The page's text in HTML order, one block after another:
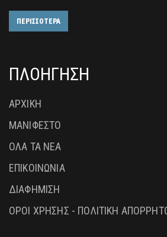
ΠΕΡΙΣΣΟΤΕΡΑ
ΠΛΟΗΓΗΣΗ
ΑΡΧΙΚΗ
ΜΑΝΙΦΕΣΤΟ
ΟΛΑ ΤΑ ΝΕΑ
ΕΠΙΚΟΙΝΩΝΙΑ
ΔΙΑΦΗΜΙΣΗ
ΟΡΟΙ ΧΡΗΣΗΣ - ΠΟΛΙΤΙΚΗ